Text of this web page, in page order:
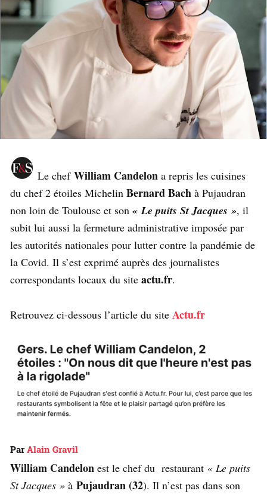
Le chef William Candelon a repris les cuisines
du chef 2 étoiles Michelin Bernard Bach à Pujaudran
non loin de Toulouse et son « Le puits St Jacques », il
subit lui aussi la fermeture administrative imposée par
les autorités nationales pour lutter contre la pandémie de
la Covid. Il s’est exprimé auprès des journalistes
correspondants locaux du site actu.fr.
Retrouvez ci-dessous l’article du site Actu.fr
Par Alain Gravil
William Candelon est le chef du restaurant « Le puits
St Jacques » à Pujaudran (32). Il n’est pas dans son